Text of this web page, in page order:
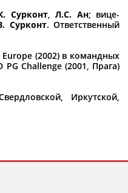
Сурконт, Л.С. Ан; вице-
Сурконт. Ответственный
(2002) в командных
Challenge (2001, Прага)
Иркутской,